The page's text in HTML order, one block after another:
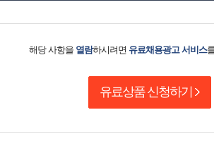
해당 사항을 열람하시려면 유료채용광고 서비스
유료상품 신청하기